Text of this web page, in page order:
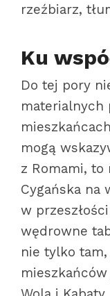
rzeźbiarz,
Ku
Do tej pory
materialnych
mogą
z Romami,
Cygańska na
w
wędrowne
nie tylko